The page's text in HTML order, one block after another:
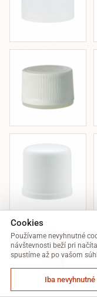
Cookies
Používame nevyhnutné
návštevnosti beží pri
spustíme až po vašom
Iba nevyhnutné